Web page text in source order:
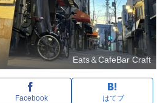
Eats＆CafeBar Craft
Facebook はてブ